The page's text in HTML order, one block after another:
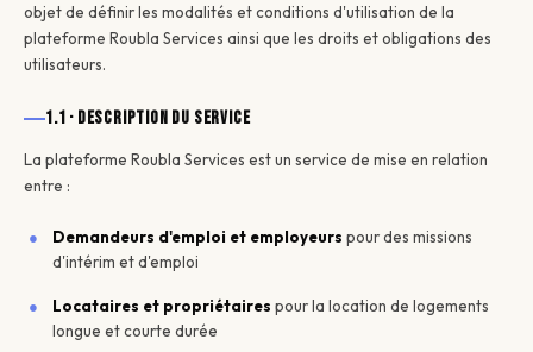
objet de définir les modalités et conditions d'utilisation de la
plateforme Roubla Services ainsi que les droits et obligations des
utilisateurs.
1.1 · Description du service
La plateforme Roubla Services est un service de mise en relation
entre :
Demandeurs d'emploi et employeurs pour des missions
d'intérim et d'emploi
Locataires et propriétaires pour la location de logements
longue et courte durée